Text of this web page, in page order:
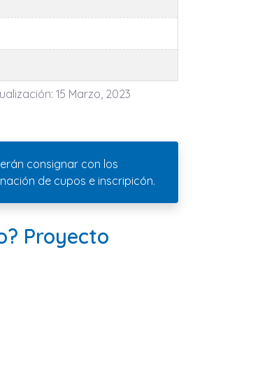
15 Marzo, 2023
consignar con los
de cupos e inscripicón.
Proyecto